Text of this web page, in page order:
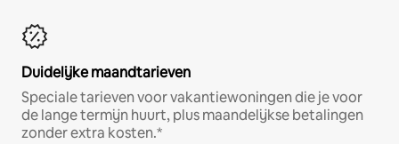
Duidelijke maandtarieven
Speciale tarieven voor vakantiewoningen die je voor
de lange termijn huurt, plus maandelijkse betalingen
zonder extra kosten.*